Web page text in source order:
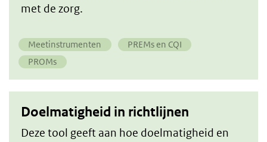
met de zorg.
Meetinstrumenten
PREMs en CQI
PROMs
Doelmatigheid in richtlijnen
​Deze tool geeft aan hoe doelmatigheid en